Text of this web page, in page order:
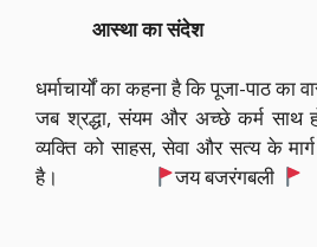
आस्था का संदेश
धर्माचार्यों का कहना है कि पूजा-पाठ का
जब श्रद्धा, संयम और अच्छे कर्म साथ
व्यक्ति को साहस, सेवा और सत्य के
है।
जय बजरंगबली